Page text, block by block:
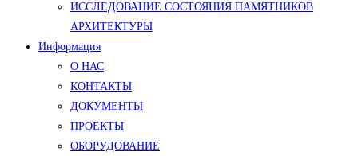
ИССЛЕДОВАНИЕ СОСТОЯНИЯ ПАМЯТНИКОВ
АРХИТЕКТУРЫ
Информация
О НАС
КОНТАКТЫ
ДОКУМЕНТЫ
ПРОЕКТЫ
ОБОРУДОВАНИЕ